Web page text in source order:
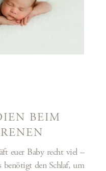
BEIM
euer Baby recht viel –
benötigt den Schlaf, um